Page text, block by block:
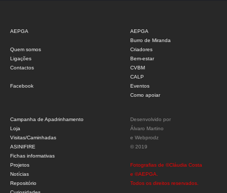
AEPGA
Quem somos
Ligações
Contactos
Facebook
AEPGA
Burro de Miranda
Criadores
Bem-estar
CVBM
CALP
Eventos
Como apoiar
Campanha de Apadrinhamento
Loja
Visitas/Caminhadas
ASINIFIRE
Fichas informativas
Projetos
Notícias
Repositório
Desenvolvido por
Álvaro Martino
e Webprodz
© 2019
Fotografias de ©Cláudia Costa
e ©AEPGA.
Todos os direitos reservados.